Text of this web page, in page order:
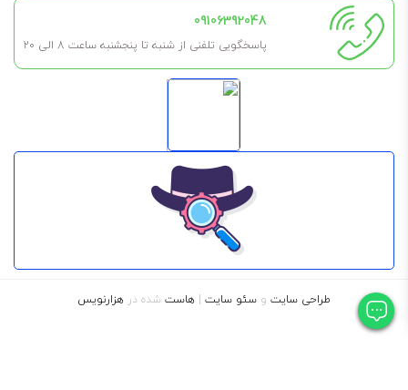
09106392048
پاسخگویی تلفنی از شنبه تا پنجشنبه ساعت 8 الی ۲۰
طراحی سایت و سئو سایت | هاست شده در هزارنویس